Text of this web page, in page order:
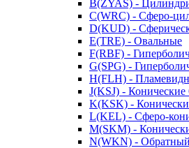
B(ZYAS) -
C(WRC) - Сферо-
D(KUD) -
E(TRE) - Овальные
F(RBF) -
G(SPG) -
H(FLH) -
J(KSJ) - Конические
K(KSK) -
L(KEL) - Сферо-
M(SKM) -
N(WKN) -